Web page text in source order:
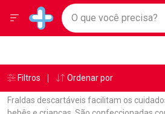
Drogarias Pacheco
Baixe nosso APP e aproveite
Ir direto para a home
pela página
Ir direto para o conteúdo
Ir direto para a busca
Ir direto para a ajuda
Ir direto para a notificações
Ir direto para o carrinho
Ir direto para o menu
Faça a sua busca
O que você
Menu
Breadcrumb
Drogarias Pacheco Fraldas
Fraldas descartáveis facilitam os
Âncoras
Filtros Ordenar por